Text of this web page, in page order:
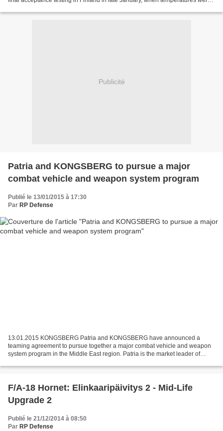
Publicité
Patria and KONGSBERG to pursue a major
combat vehicle and weapon system program
Publié le 13/01/2015 à 17:30
Par RP Defense
13.01.2015 KONGSBERG Patria and KONGSBERG have announced a
teaming agreement to pursue together a major combat vehicle and weapon
system program in the Middle East region. Patria is the market leader of
F/A-18 Hornet: Elinkaaripäivitys 2 - Mid-Life
Upgrade 2
Publié le 21/12/2014 à 08:50
Par RP Defense